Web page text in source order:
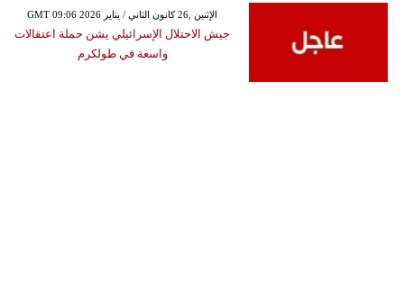
GMT 09:06 2026 الإثنين ,26 كانون الثاني / يناير
جيش الاحتلال الإسرائيلي يشن حملة اعتقالات
واسعة في طولكرم